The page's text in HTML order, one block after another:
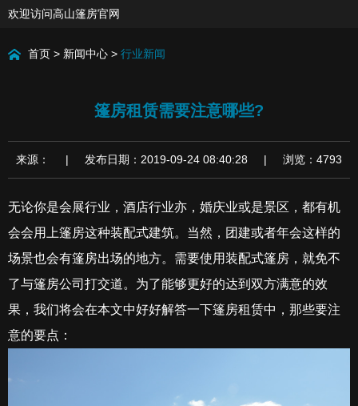
欢迎访问高山篷房官网
首页 > 新闻中心 > 行业新闻
篷房租赁需要注意哪些?
来源： | 发布日期：2019-09-24 08:40:28 | 浏览：4793
无论你是会展行业，酒店行业亦，婚庆业或是景区，都有机
会会用上篷房这种装配式建筑。当然，团建或者年会这样的
场景也会有篷房出场的地方。需要使用装配式篷房，就免不
了与篷房公司打交道。为了能够更好的达到双方满意的效
果，我们将会在本文中好好解答一下篷房租赁中，那些要注
意的要点：